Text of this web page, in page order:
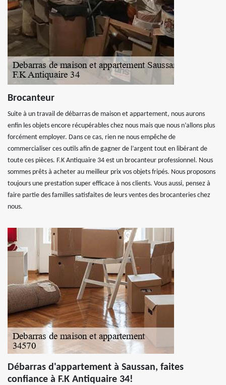
Brocanteur
Suite à un travail de débarras de maison et appartement, nous aurons
enfin les objets encore récupérables chez nous mais que nous n’allons plus
forcément employer. Dans ce cas, rien ne nous empêche de
commercialiser ces outils afin de gagner de l’argent tout en libérant de
toute ces pièces. F.K Antiquaire 34 est un brocanteur professionnel. Nous
sommes prêts à acheter au meilleur prix vos objets fripés. Nous proposons
toujours une prestation super efficace à nos clients. Vous aussi, pensez à
faire partie des familles satisfaites de leurs ventes des brocanteries chez
nous.
Débarras d'appartement à Saussan, faites
confiance à F.K Antiquaire 34!